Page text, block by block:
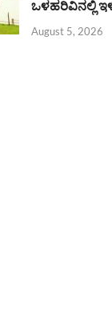
ಒಳಹರಿವಿನಲ್ಲಿ
August 5, 2026